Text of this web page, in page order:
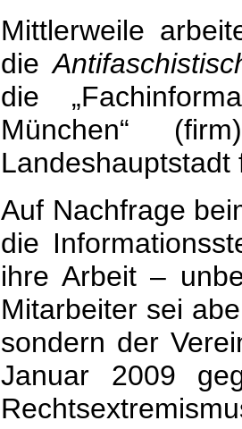
Mittlerweile
die
die
München“
Auf Nachfrage
die
ihre Arbeit –
Mitarbeiter sei
sondern der
Januar 2009